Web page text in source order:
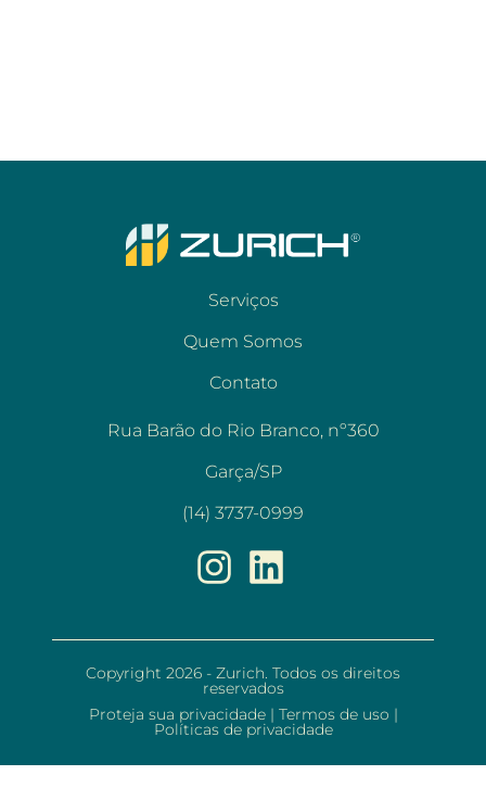
Serviços
Quem Somos
Contato
Rua Barão do Rio Branco, nº360
Garça/SP
(14) 3737-0999
Copyright 2026 - Zurich. Todos os direitos
reservados
Proteja sua privacidade | Termos de uso |
Políticas de privacidade